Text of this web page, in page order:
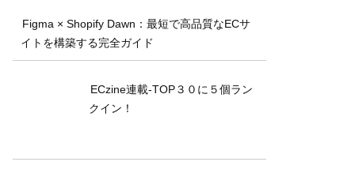
Figma × Shopify Dawn：最短で高品質なECサ
イトを構築する完全ガイド
ECzine連載-TOP３０に５個ラン
クイン！